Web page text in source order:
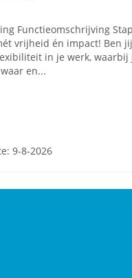
Functieomschrijving
vrijheid én impact! Ben
in je werk, waarbij
en...
9-8-2026